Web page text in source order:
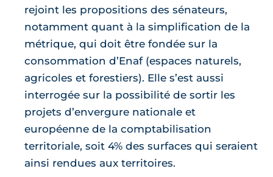
rejoint les propositions des sénateurs,
notamment quant à la simplification de la
métrique, qui doit être fondée sur la
consommation d’Enaf (espaces naturels,
agricoles et forestiers). Elle s’est aussi
interrogée sur la possibilité de sortir les
projets d’envergure nationale et
européenne de la comptabilisation
territoriale, soit 4% des surfaces qui seraient
ainsi rendues aux territoires.